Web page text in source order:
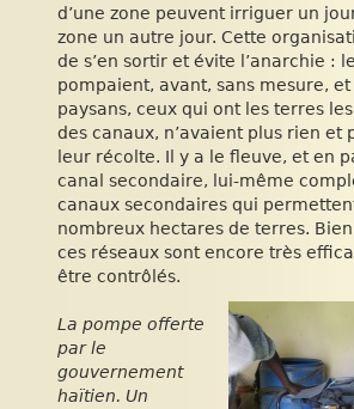
d’une zone peuvent irriguer un
zone un autre jour. Cette
de s’en sortir et évite l’anarchie :
pompaient, avant, sans mesure,
paysans, ceux qui ont les terres
des canaux, n’avaient plus rien et
leur récolte. Il y a le fleuve, et en
canal secondaire, lui-même
canaux secondaires qui
nombreux hectares de terres.
ces réseaux sont encore très
être contrôlés.
La pompe offerte
par le
gouvernement
haïtien. Un